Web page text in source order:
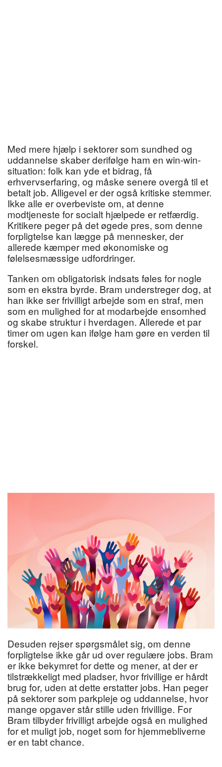
Med mere hjælp i sektorer som sundhed og
uddannelse skaber derifølge ham en win-win-
situation: folk kan yde et bidrag, få
erhvervserfaring, og måske senere overgå til et
betalt job. Alligevel er der også kritiske stemmer.
Ikke alle er overbeviste om, at denne
modtjeneste for socialt hjælpede er retfærdig.
Kritikere peger på det øgede pres, som denne
forpligtelse kan lægge på mennesker, der
allerede kæmper med økonomiske og
følelsesmæssige udfordringer.
Tanken om obligatorisk indsats føles for nogle
som en ekstra byrde. Bram understreger dog, at
han ikke ser frivilligt arbejde som en straf, men
som en mulighed for at modarbejde ensomhed
og skabe struktur i hverdagen. Allerede et par
timer om ugen kan ifølge ham gøre en verden til
forskel.
Desuden rejser spørgsmålet sig, om denne
forpligtelse ikke går ud over regulære jobs. Bram
er ikke bekymret for dette og mener, at der er
tilstrækkeligt med pladser, hvor frivillige er hårdt
brug for, uden at dette erstatter jobs. Han peger
på sektorer som parkpleje og uddannelse, hvor
mange opgaver står stille uden frivillige. For
Bram tilbyder frivilligt arbejde også en mulighed
for et muligt job, noget som for hjemmebliverne
er en tabt chance.